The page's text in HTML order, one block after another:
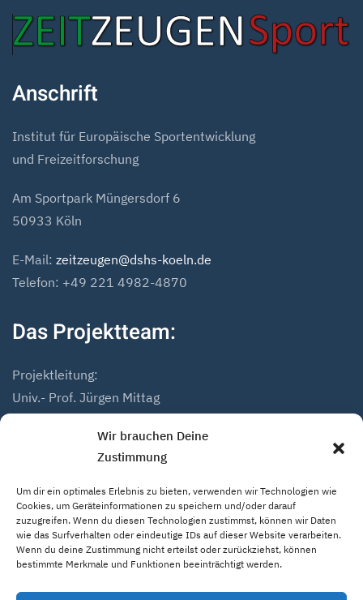
Wir brauchen Deine
Zustimmung
Um dir ein optimales Erlebnis zu bieten, verwenden wir Technologien wie
Cookies, um Geräteinformationen zu speichern und/oder darauf
zuzugreifen. Wenn du diesen Technologien zustimmst, können wir Daten
wie das Surfverhalten oder eindeutige IDs auf dieser Website verarbeiten.
Wenn du deine Zustimmung nicht erteilst oder zurückziehst, können
bestimmte Merkmale und Funktionen beeinträchtigt werden.
Anschrift
Institut für Europäische Sportentwicklung
und Freizeitforschung
Am Sportpark Müngersdorf 6
50933 Köln
E-Mail: zeitzeugen@dshs-koeln.de
Telefon: +49 221 4982-4870
Das Projektteam:
Projektleitung:
Univ.- Prof. Jürgen Mittag
Projektmitarbeiter:
Niklas Hack
Datenschutzerklärung